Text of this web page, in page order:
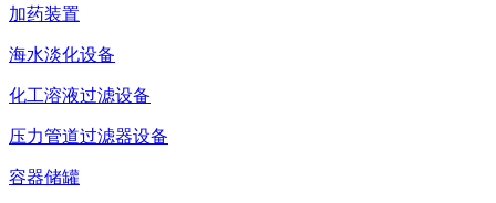
加药装置
海水淡化设备
化工溶液过滤设备
压力管道过滤器设备
容器储罐